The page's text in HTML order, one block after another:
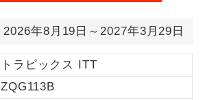
2026年8月19日～2027年3月29日
トラピックス ITT
ZQG113B
1名様1室利用でも追加料金がかからない
ご夫婦限定でご参加いただけるコースで
す。